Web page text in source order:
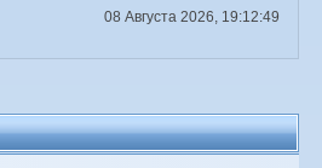
08 Августа 2026, 19:12:49